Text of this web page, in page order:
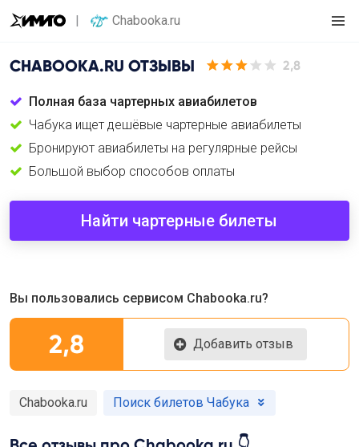
Chabooka.ru
CHABOOKA.RU ОТЗЫВЫ 2,8
Полная база чартерных авиабилетов
Чабука ищет дешёвые чартерные авиабилеты
Бронируют авиабилеты на регулярные рейсы
Большой выбор способов оплаты
Найти чартерные билеты
Вы пользовались сервисом Chabooka.ru?
2,8 Добавить отзыв
Chabooka.ru Поиск билетов Чабука